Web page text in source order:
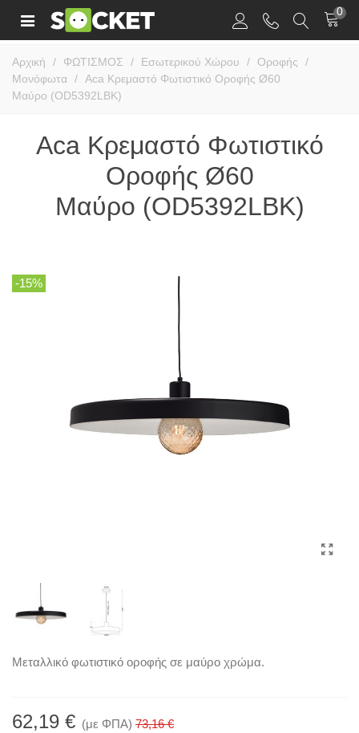
0
Αρχική / ΦΩΤΙΣΜΟΣ / Εσωτερικού Χώρου / Οροφής
/
Μονόφωτα / Aca Κρεμαστό Φωτιστικό Οροφής Ø60
Μαύρο (OD5392LBK)
Aca Κρεμαστό Φωτιστικό
Οροφής Ø60
Μαύρο (OD5392LBK)
-15%
Μεταλλικό φωτιστικό οροφής σε μαύρο χρώμα.
62,19 € (με ΦΠΑ) 73,16 €